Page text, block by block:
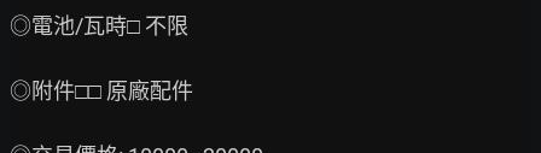
◎電池/瓦時□ 不限
◎附件□□ 原廠配件